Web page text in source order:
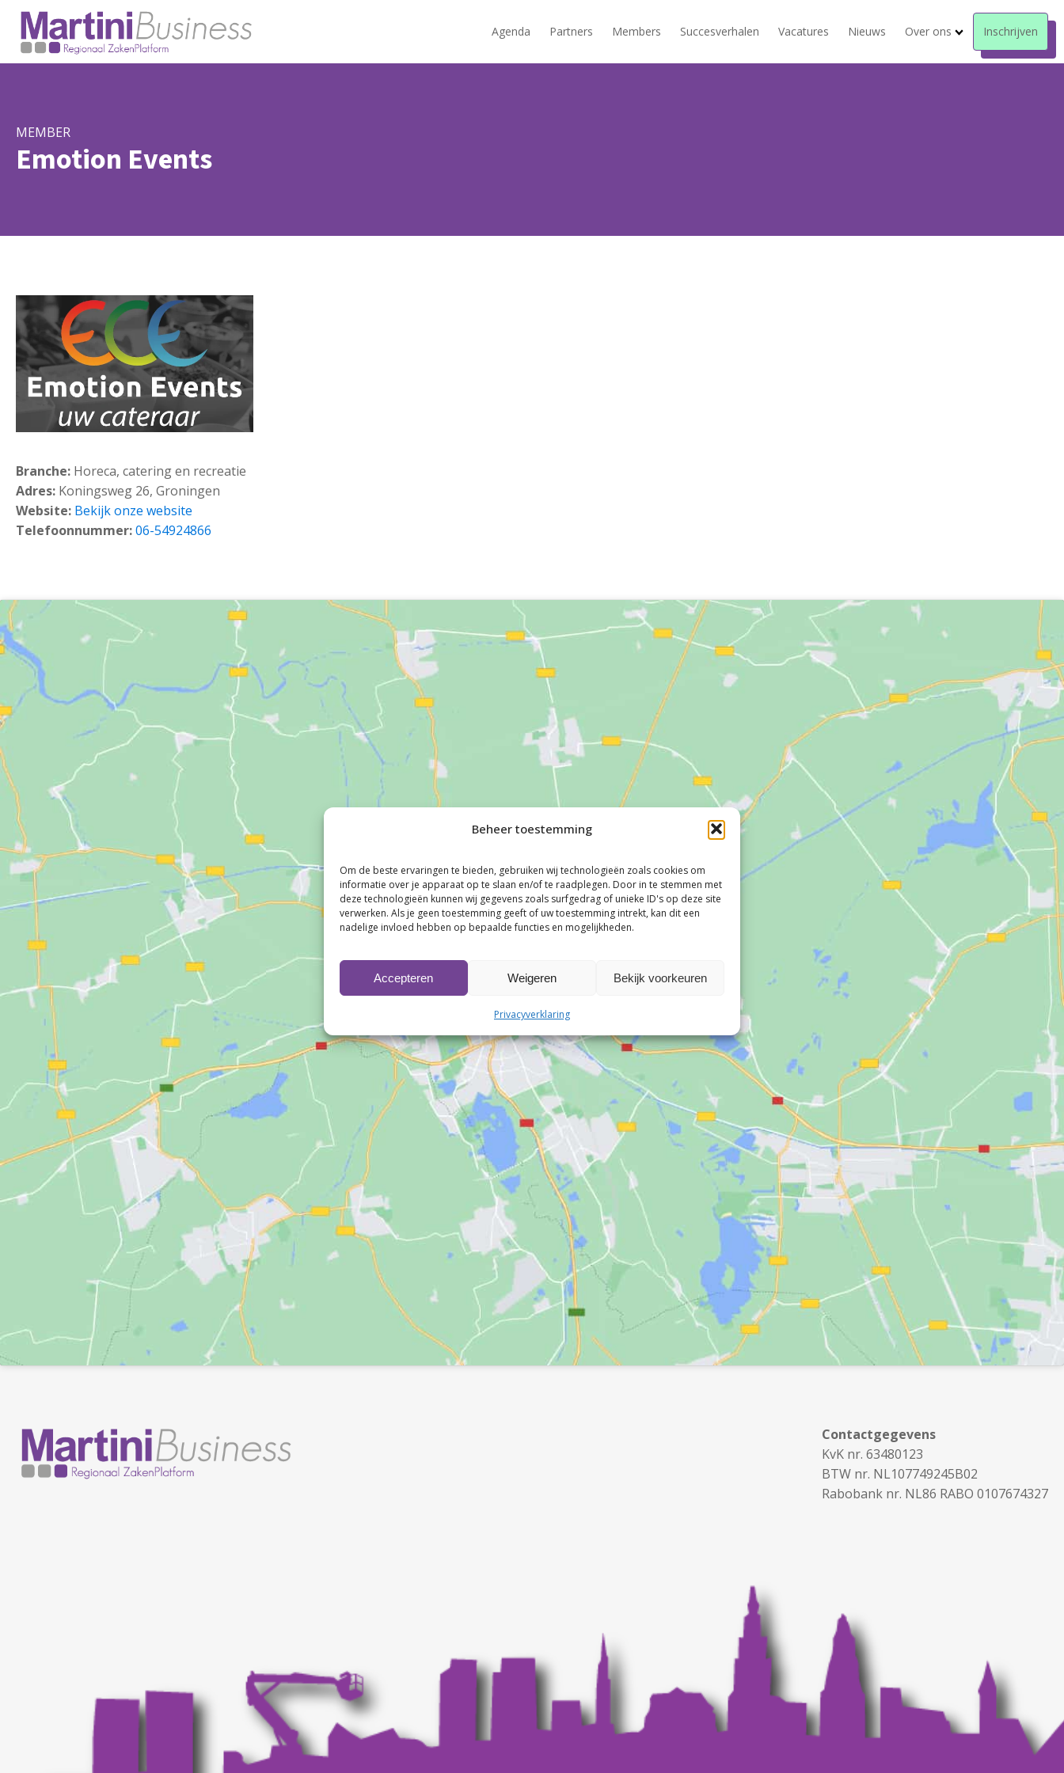
Beheer toestemming
Om de beste ervaringen te bieden, gebruiken wij technologieën zoals cookies om
informatie over je apparaat op te slaan en/of te raadplegen. Door in te stemmen met
deze technologieën kunnen wij gegevens zoals surfgedrag of unieke ID's op deze site
verwerken. Als je geen toestemming geeft of uw toestemming intrekt, kan dit een
nadelige invloed hebben op bepaalde functies en mogelijkheden.
Accepteren Weigeren Bekijk voorkeuren
Privacyverklaring
Agenda Partners Members Succesverhalen Vacatures Nieuws Over ons Inschrijven
MEMBER
Emotion Events
Branche: Horeca, catering en recreatie
Adres: Koningsweg 26, Groningen
Website: Bekijk onze website
Telefoonnummer:06-54924866
Klik om marketing cookies te accepteren en
deze inhoud in te schakelen
Contactgegevens
KvK nr. 63480123
BTW nr. NL107749245B02
Rabobank nr. NL86 RABO 0107674327